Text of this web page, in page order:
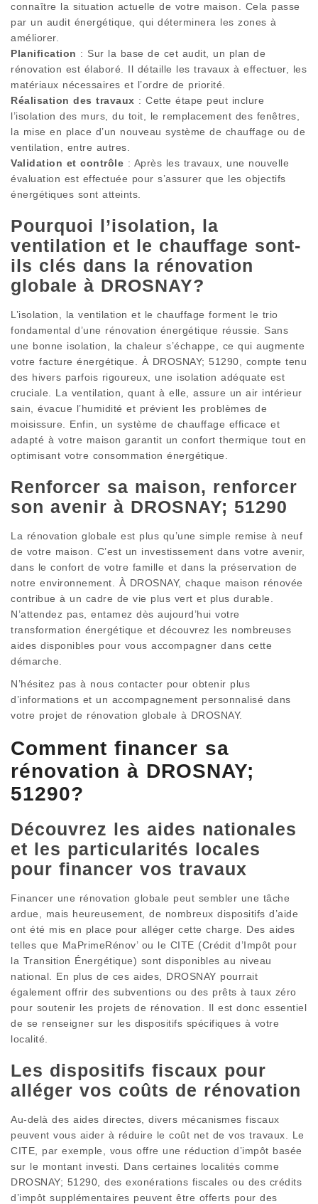
connaître la situation actuelle de votre maison. Cela passe
par un audit énergétique, qui déterminera les zones à
améliorer.
Planification : Sur la base de cet audit, un plan de
rénovation est élaboré. Il détaille les travaux à effectuer, les
matériaux nécessaires et l’ordre de priorité.
Réalisation des travaux : Cette étape peut inclure
l’isolation des murs, du toit, le remplacement des fenêtres,
la mise en place d’un nouveau système de chauffage ou de
ventilation, entre autres.
Validation et contrôle : Après les travaux, une nouvelle
évaluation est effectuée pour s’assurer que les objectifs
énergétiques sont atteints.
Pourquoi l’isolation, la
ventilation et le chauffage sont-
ils clés dans la rénovation
globale à DROSNAY?
L’isolation, la ventilation et le chauffage forment le trio
fondamental d’une rénovation énergétique réussie. Sans
une bonne isolation, la chaleur s’échappe, ce qui augmente
votre facture énergétique. À DROSNAY; 51290, compte tenu
des hivers parfois rigoureux, une isolation adéquate est
cruciale. La ventilation, quant à elle, assure un air intérieur
sain, évacue l’humidité et prévient les problèmes de
moisissure. Enfin, un système de chauffage efficace et
adapté à votre maison garantit un confort thermique tout en
optimisant votre consommation énergétique.
Renforcer sa maison, renforcer
son avenir à DROSNAY; 51290
La rénovation globale est plus qu’une simple remise à neuf
de votre maison. C’est un investissement dans votre avenir,
dans le confort de votre famille et dans la préservation de
notre environnement. À DROSNAY, chaque maison rénovée
contribue à un cadre de vie plus vert et plus durable.
N’attendez pas, entamez dès aujourd’hui votre
transformation énergétique et découvrez les nombreuses
aides disponibles pour vous accompagner dans cette
démarche.
N’hésitez pas à nous contacter pour obtenir plus
d’informations et un accompagnement personnalisé dans
votre projet de rénovation globale à DROSNAY.
Comment financer sa
rénovation à DROSNAY;
51290?
Découvrez les aides nationales
et les particularités locales
pour financer vos travaux
Financer une rénovation globale peut sembler une tâche
ardue, mais heureusement, de nombreux dispositifs d’aide
ont été mis en place pour alléger cette charge. Des aides
telles que MaPrimeRénov’ ou le CITE (Crédit d’Impôt pour
la Transition Énergétique) sont disponibles au niveau
national. En plus de ces aides, DROSNAY pourrait
également offrir des subventions ou des prêts à taux zéro
pour soutenir les projets de rénovation. Il est donc essentiel
de se renseigner sur les dispositifs spécifiques à votre
localité.
Les dispositifs fiscaux pour
alléger vos coûts de rénovation
Au-delà des aides directes, divers mécanismes fiscaux
peuvent vous aider à réduire le coût net de vos travaux. Le
CITE, par exemple, vous offre une réduction d’impôt basée
sur le montant investi. Dans certaines localités comme
DROSNAY; 51290, des exonérations fiscales ou des crédits
d’impôt supplémentaires peuvent être offerts pour des